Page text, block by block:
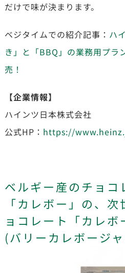
だけで味が決まります。
ベジタイムでの紹介記事： ハ
き」と「BBQ」の業務用プラ
売！
【企業情報】
ハインツ日本株式会社
公式HP： https://
ベルギー産のチョコ
「カレボー」の、
ョコレート「カレボ
(バリーカレボージ